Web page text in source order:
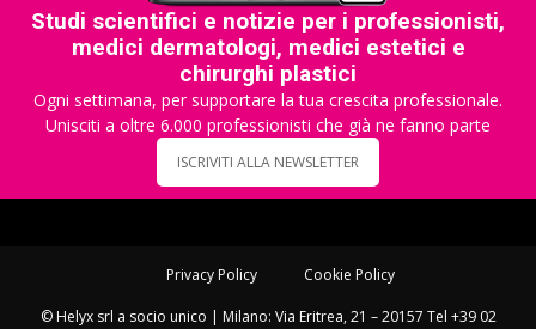
Studi scientifici e notizie per i professionisti,
medici dermatologi, medici estetici e
chirurghi plastici
Ogni settimana, per supportare la tua crescita professionale.
Unisciti a oltre 6.000 professionisti che già ne fanno parte
ISCRIVITI ALLA NEWSLETTER
Privacy Policy Cookie Policy
© Helyx srl a socio unico | Milano: Via Eritrea, 21 – 20157 Tel +39 02